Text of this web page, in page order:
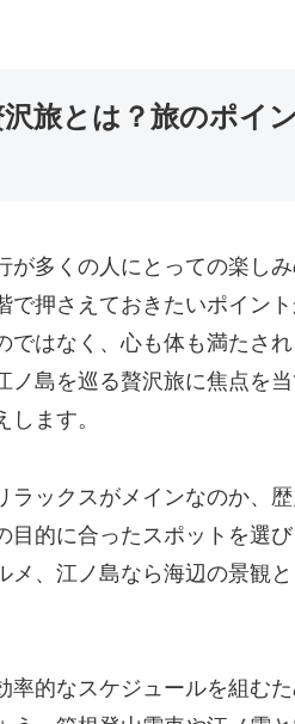
旅とは？旅のポイ
が多くの人にとっての楽し
押さえておきたいポイント
はなく、心も体も満たさ
島を巡る贅沢旅に焦点を
ます。
ラックスがメインなのか、
的に合ったスポットを選
、江ノ島なら海辺の景観
率的なスケジュールを組む